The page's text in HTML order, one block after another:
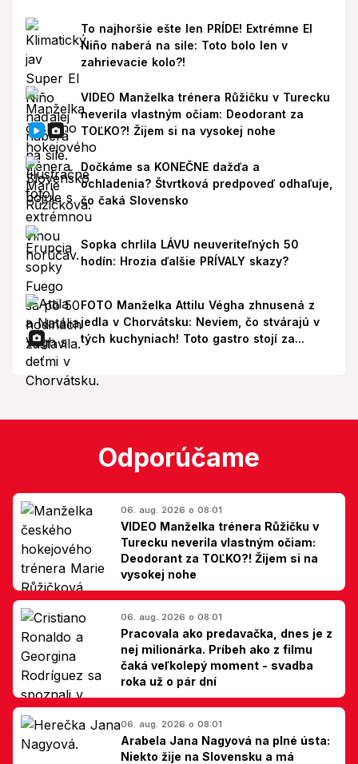
To najhoršie ešte len PRÍDE! Extrémne El
Niño naberá na sile: Toto bolo len v
zahrievacie kolo?!
VIDEO Manželka trénera Růžičku v Turecku
neverila vlastným očiam: Deodorant za
TOĽKO?! Žijem si na vysokej nohe
Dočkáme sa KONEČNE dažďa a
ochladenia? Štvrtková predpoveď odhaľuje,
čo čaká Slovensko
Sopka chrlila LÁVU neuveriteľných 50
hodín: Hrozia ďalšie PRÍVALY skazy?
FOTO Manželka Attilu Végha zhnusená z
jedla v Chorvátsku: Neviem, čo stvárajú v
tých kuchyniach! Toto gastro stojí za...
Odporúčame
06. aug. 2026 o 08:01
VIDEO Manželka trénera Růžičku v
Turecku neverila vlastným očiam:
Deodorant za TOĽKO?! Žijem si na
vysokej nohe
06. aug. 2026 o 08:01
Pracovala ako predavačka, dnes je z
nej milionárka. Príbeh ako z filmu
čaká veľkolepý moment - svadba
roka už o pár dní
06. aug. 2026 o 08:01
Arabela Jana Nagyová na plné ústa:
Niekto žije na Slovensku a má